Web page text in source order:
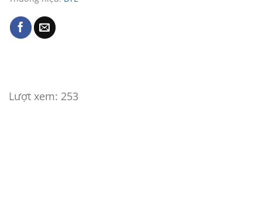
Lượt xem: 253